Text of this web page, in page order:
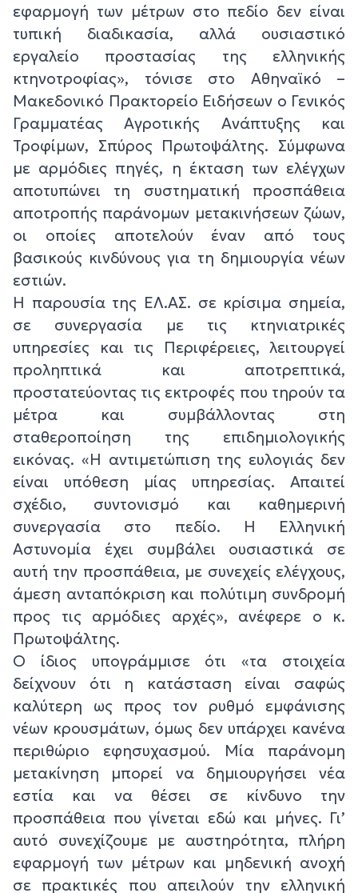
εφαρμογή των μέτρων στο πεδίο δεν είναι
τυπική διαδικασία, αλλά ουσιαστικό
εργαλείο προστασίας της ελληνικής
κτηνοτροφίας», τόνισε στο Αθηναϊκό –
Μακεδονικό Πρακτορείο Ειδήσεων ο Γενικός
Γραμματέας Αγροτικής Ανάπτυξης και
Τροφίμων, Σπύρος Πρωτοψάλτης. Σύμφωνα
με αρμόδιες πηγές, η έκταση των ελέγχων
αποτυπώνει τη συστηματική προσπάθεια
αποτροπής παράνομων μετακινήσεων ζώων,
οι οποίες αποτελούν έναν από τους
βασικούς κινδύνους για τη δημιουργία νέων
εστιών.
Η παρουσία της ΕΛ.ΑΣ. σε κρίσιμα σημεία,
σε συνεργασία με τις κτηνιατρικές
υπηρεσίες και τις Περιφέρειες, λειτουργεί
προληπτικά και αποτρεπτικά,
προστατεύοντας τις εκτροφές που τηρούν τα
μέτρα και συμβάλλοντας στη
σταθεροποίηση της επιδημιολογικής
εικόνας. «Η αντιμετώπιση της ευλογιάς δεν
είναι υπόθεση μίας υπηρεσίας. Απαιτεί
σχέδιο, συντονισμό και καθημερινή
συνεργασία στο πεδίο. Η Ελληνική
Αστυνομία έχει συμβάλει ουσιαστικά σε
αυτή την προσπάθεια, με συνεχείς ελέγχους,
άμεση ανταπόκριση και πολύτιμη συνδρομή
προς τις αρμόδιες αρχές», ανέφερε ο κ.
Πρωτοψάλτης.
Ο ίδιος υπογράμμισε ότι «τα στοιχεία
δείχνουν ότι η κατάσταση είναι σαφώς
καλύτερη ως προς τον ρυθμό εμφάνισης
νέων κρουσμάτων, όμως δεν υπάρχει κανένα
περιθώριο εφησυχασμού. Μία παράνομη
μετακίνηση μπορεί να δημιουργήσει νέα
εστία και να θέσει σε κίνδυνο την
προσπάθεια που γίνεται εδώ και μήνες. Γι’
αυτό συνεχίζουμε με αυστηρότητα, πλήρη
εφαρμογή των μέτρων και μηδενική ανοχή
σε πρακτικές που απειλούν την ελληνική